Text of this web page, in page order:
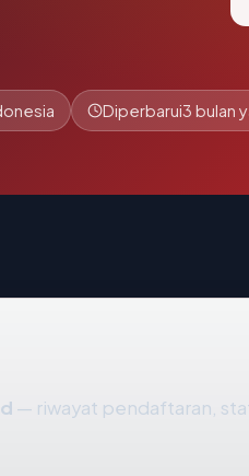
Diperbarui3 bulan
— riwayat pendaftaran,